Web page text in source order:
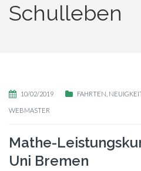
Schulleben
10/02/2019 FAHRTEN
WEBMASTER
Mathe-
Uni Bremen